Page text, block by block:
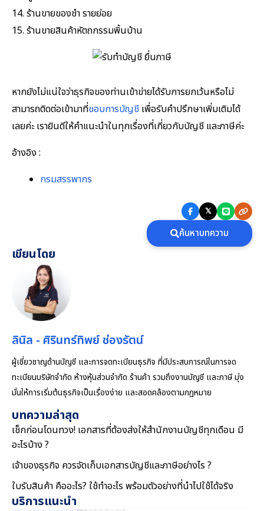
14. ร้านขายของชำ รายย่อย
15. ร้านขายสินค้าหัตถกรรมพิ้นบ้าน
หากยังไม่แน่ใจว่าธุรกิจของท่านเข้าข่ายได้รับการยกเว้นหรือไม่
สามารถติดต่อเข้ามาที่ชอบการบัญชี เพื่อรับคำปรึกษาเพิ่มเติมได้
เลยค่ะ เรายินดีให้คำแนะนำในทุกเรื่องที่เกี่ยวกับบัญชี และภาษีค่ะ
อ้างอิง :
กรมสรรพากร
𝕏
ค้นหาบทความ
เขียนโดย
ลินิล - ศิรินทร์ทิพย์ ช่องรัตน์
ผู้เชี่ยวชาญด้านบัญชี และการจดทะเบียนธุรกิจ ที่มีประสบการณ์ในการจด
ทะเบียนบริษัทจำกัด ห้างหุ้นส่วนจำกัด ร้านค้า รวมถึงงานบัญชี และภาษี มุ่ง
มั่นให้การเริ่มต้นธุรกิจเป็นเรื่องง่าย และสอดคล้องตามกฎหมาย
บทความล่าสุด
เช็กก่อนโดนทวง! เอกสารที่ต้องส่งให้สำนักงานบัญชีทุกเดือน มี
อะไรบ้าง ?
เจ้าของธุรกิจ ควรจัดเก็บเอกสารบัญชีและภาษีอย่างไร ?
ใบรับสินค้า คืออะไร? ใช้ทำอะไร พร้อมตัวอย่างที่นำไปใช้ได้จริง
บริการแนะนำ